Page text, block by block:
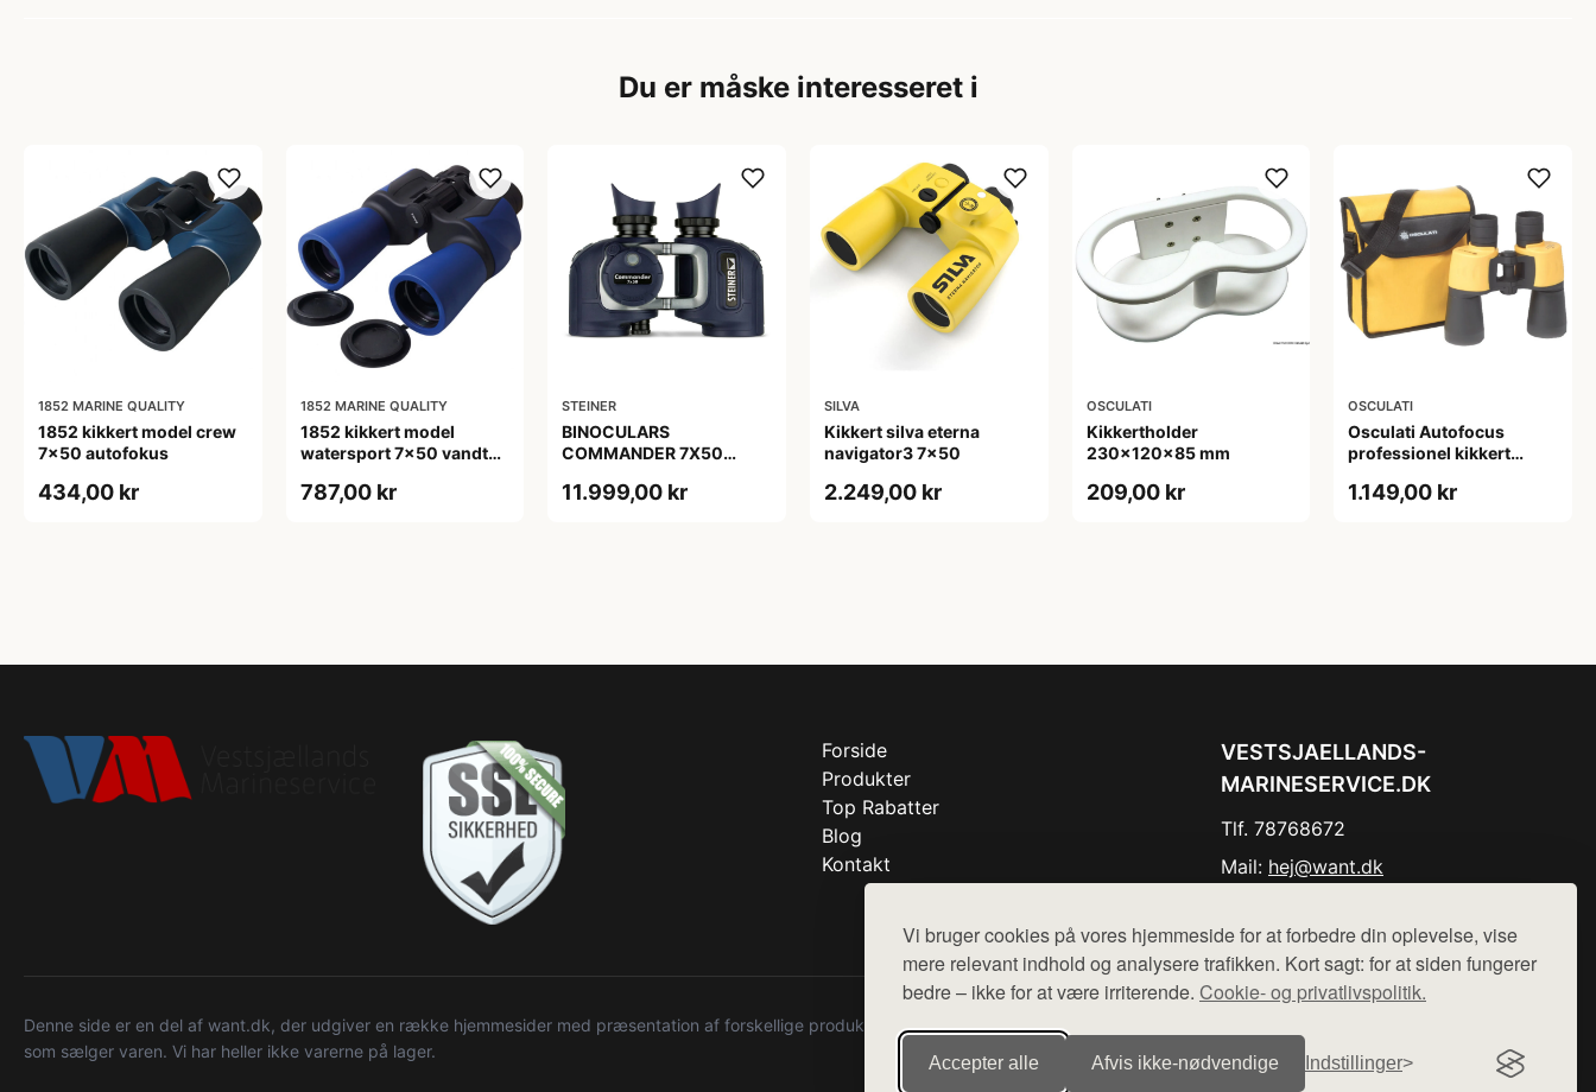
Vi bruger cookies på vores hjemmeside for at forbedre din oplevelse, vise
mere relevant indhold og analysere trafikken. Kort sagt: for at siden fungerer
bedre – ikke for at være irriterende. Cookie- og privatlivspolitik.
Accepter alle Afvis ikke‑nødvendige Indstillinger
Du er måske interesseret i
1852 MARINE QUALITY
1852 kikkert model crew
7x50 autofokus
434,00 kr
1852 MARINE QUALITY
1852 kikkert model
watersport 7x50 vandtæt
787,00 kr
STEINER
BINOCULARS
COMMANDER 7X50
11.999,00 kr
SILVA
Kikkert silva eterna
navigator3 7x50
2.249,00 kr
OSCULATI
Kikkertholder
230x120x85 mm
209,00 kr
OSCULATI
Osculati Autofocus
professionel kikkert
1.149,00 kr
Forside
Produkter
Top Rabatter
Blog
Kontakt
VESTSJAELLANDS-
MARINESERVICE.DK
Tlf. 78768672
Mail: hej@want.dk
Denne side er en del af want.dk, der udgiver en række hjemmesider med præsentation af forskellige produkter fra diverse webshops. Der sælges ikke varer fra denne side - vi henviser til de shops,
som sælger varen. Vi har heller ikke varerne på lager.